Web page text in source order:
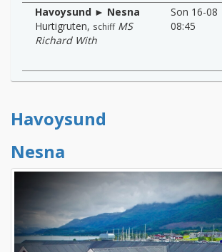
Havoysund ► Nesna
Hurtigruten, schiff MS
Richard With
Son 16-08
08:45
Havoysund
Nesna